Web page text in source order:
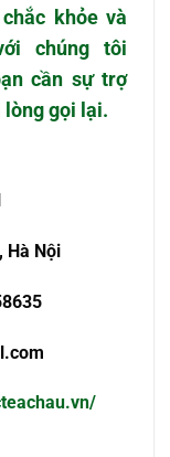
khỏe và
chúng tôi
cần sự trợ
lòng gọi lại.
Hà Nội